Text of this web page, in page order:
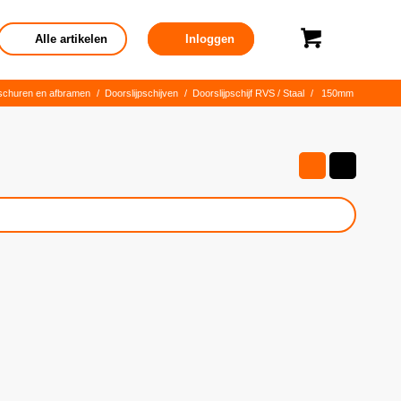
Alle artikelen Inloggen
en afbramen / Doorslijpschijven / Doorslijpschijf RVS / Staal / 150mm